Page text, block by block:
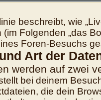
beschreibt, wie
(im Folgenden „das
Foren-Besuchs
Art der
werden auf zwei
bei deinem
die dein